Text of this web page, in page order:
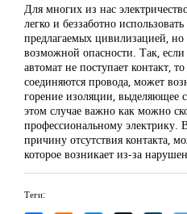
Для многих из нас
легко и беззаботно
предлагаемых цивилизацией, но
возможной опасности. Так,
автомат не поступает контакт,
соединяются провода, может
горение изоляции, выделяющее
этом случае важно как можно
профессиональному электрику.
причину отсутствия контакта,
которое возникает из-за
Теги: